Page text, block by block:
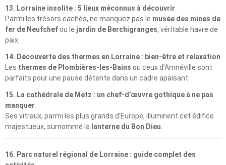
13. Lorraine insolite : 5 lieux méconnus à découvrir
Parmi les trésors cachés, ne manquez pas le musée des mines de
fer de Neufchefou le jardin de Berchigranges, véritable havre de
paix.
14. Découverte des thermes en Lorraine : bien-être et relaxation
Les thermes de Plombières-les-Bains ou ceux d’Amnéville sont
parfaits pour une pause détente dans un cadre apaisant.
15. La cathédrale de Metz : un chef-d’œuvre gothique à ne pas
manquer
Ses vitraux, parmi les plus grands d’Europe, illuminent cet édifice
majestueux, surnommé la lanterne du Bon Dieu
16. Parc naturel régional de Lorraine : guide complet des